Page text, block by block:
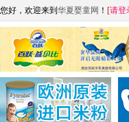
您好，欢迎来到 华夏婴童网 ！ [请登